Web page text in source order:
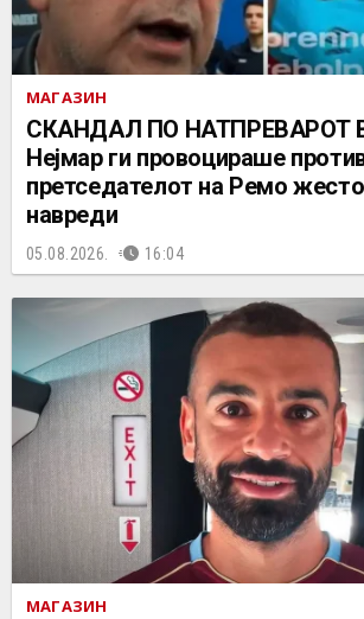
МАГАЗИН
СКАНДАЛ ПО НАТПРЕВАРОТ
Нејмар ги провоцираше
претседателот на Ремо
навреди
05.08.2026. 16:04
МАГАЗИН